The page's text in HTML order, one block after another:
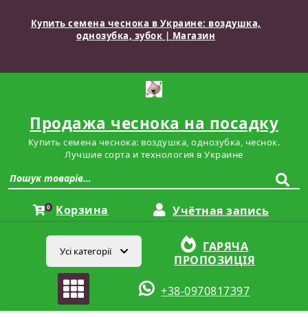
Купить семена чеснока в Украине: воздушка,
однозубка, зубок | Магазин
Продажа чеснока на посадку
Купить семена чеснока: воздушка, однозубка, чеснок.
Лучшие сорта и технология в Украине
Шукати:
0 Корзина Учётная запись
Усі категорії
ГАРЯЧА
ПРОПОЗИЦІЯ
+38-0970817397